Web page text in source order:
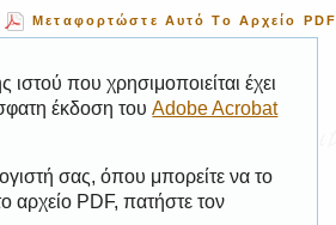
Μεταφορτώστε Αυτό Το Αρχείο PDF
που χρησιμοποιείται έχει
έκδοση τουAdobe Acrobat
σας, όπου μπορείτε να το
αρχείο PDF, πατήστε τον